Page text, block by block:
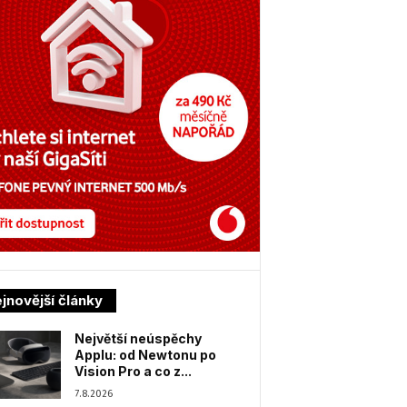
články
Největší neúspěchy
Applu: od Newtonu po
Vision Pro a co z...
7.8.2026